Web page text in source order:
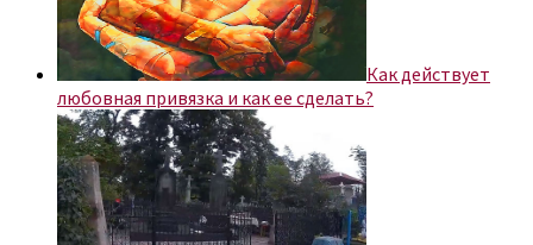
Как действует
любовная привязка и как ее сделать?